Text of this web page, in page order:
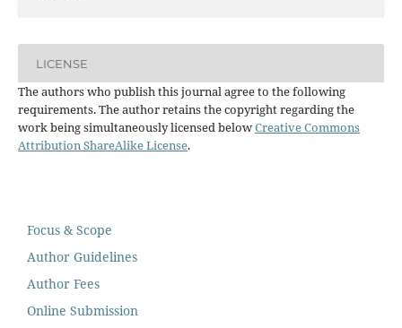
LICENSE
The authors who publish this journal agree to the following
requirements. The author retains the copyright regarding the
work being simultaneously licensed belowCreative Commons
Attribution ShareAlike License.
Focus & Scope
Author Guidelines
Author Fees
Online Submission